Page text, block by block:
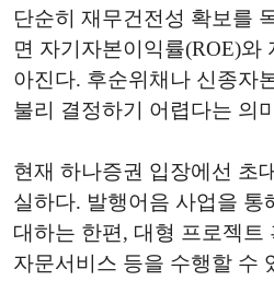
단순히 재무건전성 확보를
면 자기자본이익률(ROE)와
아진다. 후순위채나 신종자
불리 결정하기 어렵다는 의
현재 하나증권 입장에선 초
실하다. 발행어음 사업을 통
대하는 한편, 대형 프로젝
자문서비스 등을 수행할 수